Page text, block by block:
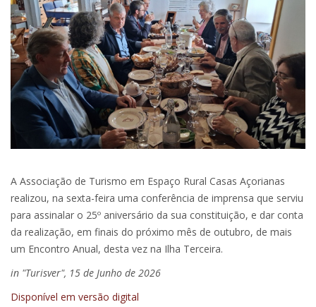
A Associação de Turismo em Espaço Rural Casas Açorianas
realizou, na sexta-feira uma conferência de imprensa que serviu
para assinalar o 25º aniversário da sua constituição, e dar conta
da realização, em finais do próximo mês de outubro, de mais
um Encontro Anual, desta vez na Ilha Terceira.
in "Turisver", 15 de Junho de 2026
Disponível em versão digital